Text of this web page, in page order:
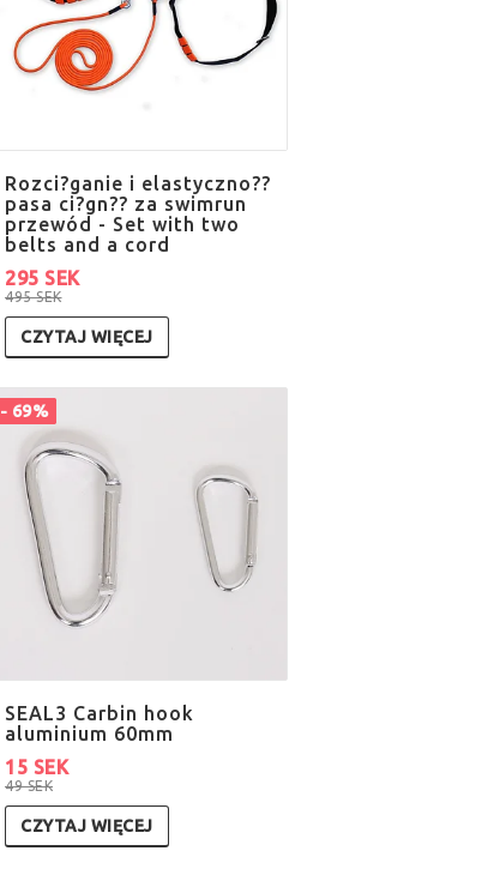
Rozci?ganie i elastyczno??
pasa ci?gn?? za swimrun
przewód - Set with two
belts and a cord
495 SEK
295 SEK
CZYTAJ WIĘCEJ
- 69%
SEAL3 Carbin hook
aluminium 60mm
49 SEK
15 SEK
CZYTAJ WIĘCEJ